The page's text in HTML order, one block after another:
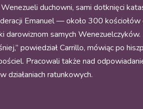
duchowni, sami dotknięci
Emanuel — około 300
samych Wenezuelczyków.
powiedział Carrillo, mówiąc po
Pracowali także nad
działaniach ratunkowych.